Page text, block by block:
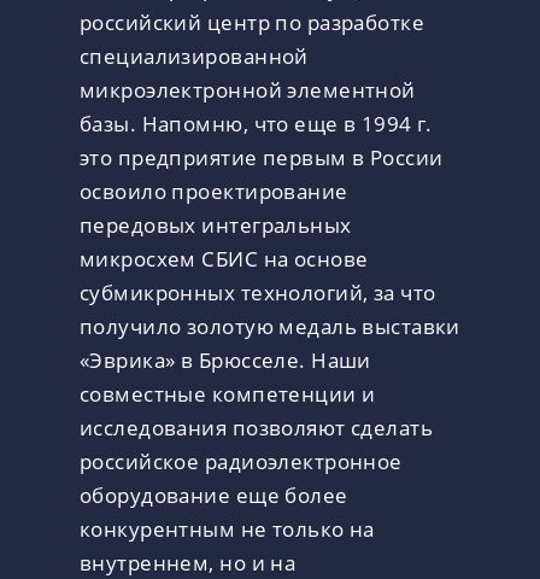
российский центр по разработке
специализированной
микроэлектронной элементной
базы. Напомню, что еще в 1994 г.
это предприятие первым в России
освоило проектирование
передовых интегральных
микросхем СБИС на основе
субмикронных технологий, за что
получило золотую медаль выставки
«Эврика» в Брюсселе. Наши
совместные компетенции и
исследования позволяют сделать
российское радиоэлектронное
оборудование еще более
конкурентным не только на
внутреннем, но и на